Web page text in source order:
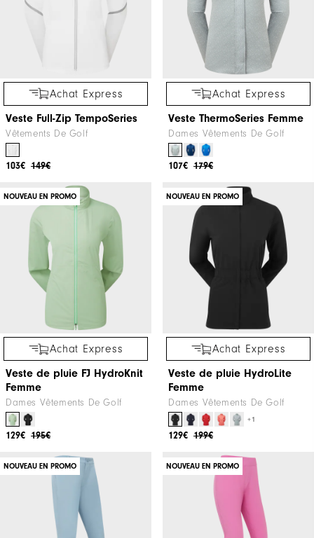
Achat Express
Veste Full-Zip TempoSeries
Vêtements De Golf
149€
103€
Achat Express
Veste ThermoSeries Femme
Dames Vêtements De Golf
179€
107€
NOUVEAU EN PROMO
Achat Express
Veste de pluie FJ HydroKnit
Femme
Dames Vêtements De Golf
195€
129€
NOUVEAU EN PROMO
Achat Express
Veste de pluie HydroLite
Femme
Dames Vêtements De Golf
+1
199€
129€
NOUVEAU EN PROMO NOUVEAU EN PROMO